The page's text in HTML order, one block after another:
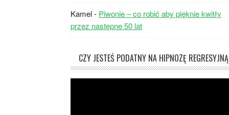
Kamel- Piwonie – co robić aby pięknie kwitły
przez następne 50 lat
CZY JESTEŚ PODATNY NA HIPNOZĘ